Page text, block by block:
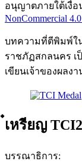
อนุญาตภายใต้เงื่อ
NonCommercial
บทความที่ตีพิมพ์ใ
ราชภัฏสกลนคร เ
เขียนเจ้าของผลงา
๋เหรียญ TCI2
บรรณาธิการ: